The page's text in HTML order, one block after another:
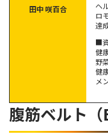
ジェル使用・不使
強度やプログラム
【比較】腹筋ベルト
腹筋ベルトを使う
腹筋ベルトは効果
田中 咲百合
ヘ
ロ
達
■
健
野
健
メ
腹筋ベルト（